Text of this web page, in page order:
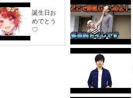
誕生日お
めでとう
♡